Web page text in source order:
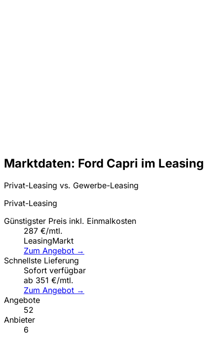
Marktdaten: Ford Capri im Leasing
Privat-Leasing vs. Gewerbe-Leasing
Privat-Leasing
Günstigster Preis inkl. Einmalkosten
287 €/mtl.
LeasingMarkt
Zum Angebot →
Schnellste Lieferung
Sofort verfügbar
ab 351 €/mtl.
Zum Angebot →
Angebote
52
Anbieter
6